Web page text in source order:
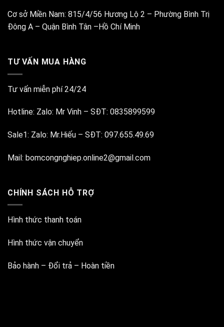
Cơ sở Miền Nam: 815/4/56 Hương Lộ 2 – Phường Bình Trị
Đông A – Quận Bình Tân –Hồ Chí Minh
TƯ VẤN MUA HÀNG
Tư vấn miễn phí 24/24
Hotline: Zalo: Mr Vinh – SĐT: 0835899599
Sale1: Zalo: Mr.Hiếu – SĐT: 097.655.49.69
Mail: bomcongnghiep.online2@gmail.com
CHÍNH SÁCH HỖ TRỢ
Hình thức thanh toán
Hình thức vận chuyển
Bảo hành – Đổi trả – Hoàn tiền